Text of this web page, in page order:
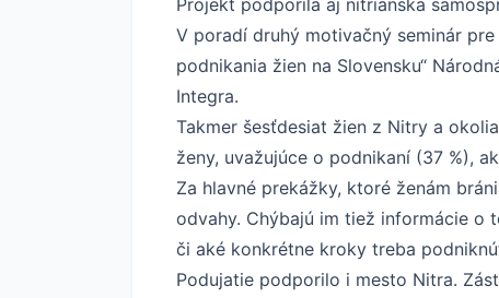
Projekt podporila aj nitrianska
V poradí druhý motivačný seminár
podnikania žien na Slovensku“
Integra.
Takmer šesťdesiat žien z Nitry a
ženy, uvažujúce o podnikaní (37 %),
Za hlavné prekážky, ktoré ženám
odvahy. Chýbajú im tiež informácie o
či aké konkrétne kroky treba
Podujatie podporilo i mesto Nitra.